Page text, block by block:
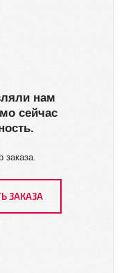
нам
сейчас
заказа.
ЗАКАЗА